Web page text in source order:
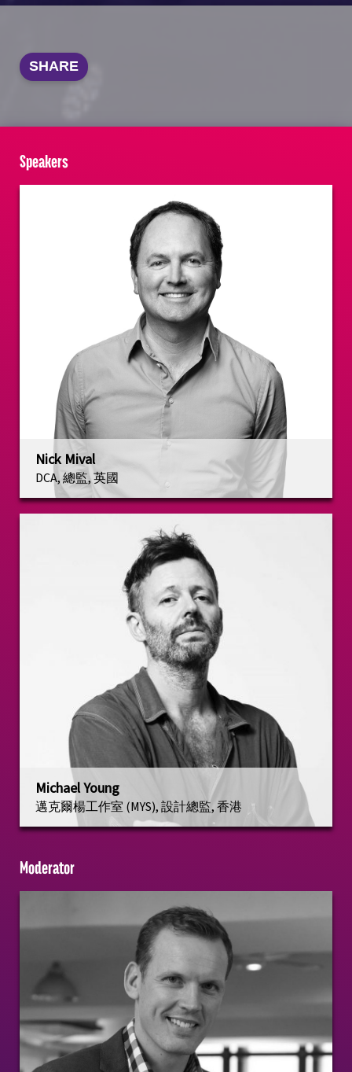
SHARE
Speakers
Nick Mival
DCA, 總監, 英國
Michael Young
邁克爾楊工作室 (MYS), 設計總監, 香港
Moderator